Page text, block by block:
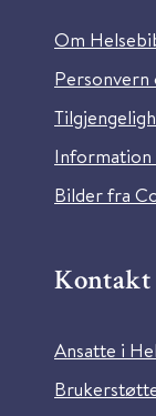
Om
Personvern
Information
Bilder fra
Kontakt
Ansatte i